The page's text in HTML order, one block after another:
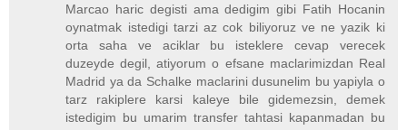
Marcao haric degisti ama dedigim gibi Fatih Hocanin
oynatmak istedigi tarzi az cok biliyoruz ve ne yazik ki
orta saha ve aciklar bu isteklere cevap verecek
duzeyde degil, atiyorum o efsane maclarimizdan Real
Madrid ya da Schalke maclarini dusunelim bu yapiyla o
tarz rakiplere karsi kaleye bile gidemezsin, demek
istedigim bu umarim transfer tahtasi kapanmadan bu